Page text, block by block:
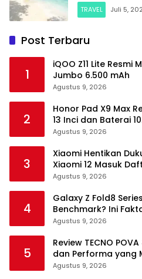
TRAVEL Juli 5,
Post Terbaru
1
iQOO Z11 Lite
Jumbo 6.500 mAh
Agustus 9, 2026
2
Honor Pad X9 Max
13 Inci dan Baterai
Agustus 9, 2026
3
Xiaomi Hentikan
Xiaomi 12 Masuk
Agustus 9, 2026
4
Galaxy Z Fold8
Benchmark? Ini
Agustus 9, 2026
5
Review TECNO
dan Performa yang
Agustus 9, 2026